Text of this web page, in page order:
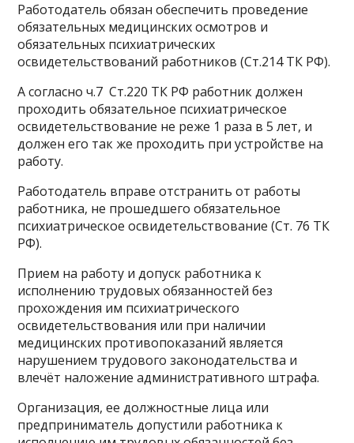
Работодатель обязан обеспечить проведение
обязательных медицинских осмотров и
обязательных психиатрических
освидетельствований работников (Ст.214 ТК РФ).
А согласно ч.7 Ст.220 ТК РФ работник должен
проходить обязательное психиатрическое
освидетельствование не реже 1 раза в 5 лет, и
должен его так же проходить при устройстве на
работу.
Работодатель вправе отстранить от работы
работника, не прошедшего обязательное
психиатрическое освидетельствование (Ст. 76 ТК
РФ).
Прием на работу и допуск работника к
исполнению трудовых обязанностей без
прохождения им психиатрического
освидетельствования или при наличии
медицинских противопоказаний является
нарушением трудового законодательства и
влечёт наложение административного штрафа.
Организация, ее должностные лица или
предприниматель допустили работника к